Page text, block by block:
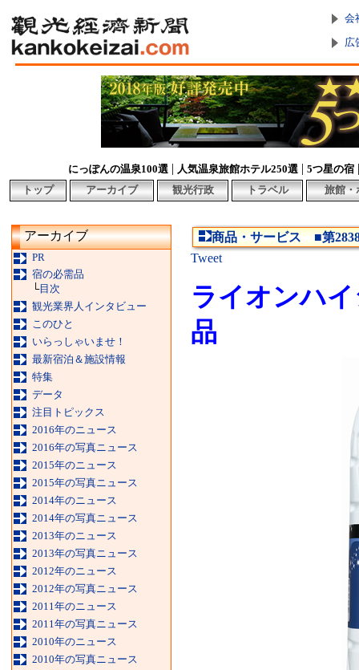
会
広
にっぽんの温泉100選 | 人気温泉旅館ホテル250選 | 5つ星の宿
トップ アーカイブ 観光行政 トラベル 旅館・
アーカイブ
PR
宿の必需品
└目次
観光業界人インタビュー
このひと
いらっしゃいませ！
最新宿泊＆施設情報
特集
データ
注目トピックス
2016年のニュース
2016年の写真ニュース
2015年のニュース
2015年の写真ニュース
2014年のニュース
2014年の写真ニュース
2013年のニュース
2013年の写真ニュース
2012年のニュース
2012年の写真ニュース
2011年のニュース
2011年の写真ニュース
2010年のニュース
2010年の写真ニュース
商品・サービス ■第
Tweet
ライオンハ
品